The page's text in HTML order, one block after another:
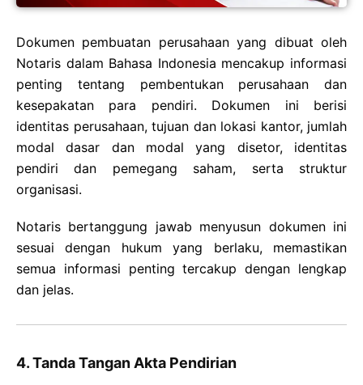
Dokumen pembuatan perusahaan yang dibuat oleh
Notaris dalam Bahasa Indonesia mencakup informasi
penting tentang pembentukan perusahaan dan
kesepakatan para pendiri. Dokumen ini berisi
identitas perusahaan, tujuan dan lokasi kantor, jumlah
modal dasar dan modal yang disetor, identitas
pendiri dan pemegang saham, serta struktur
organisasi.
Notaris bertanggung jawab menyusun dokumen ini
sesuai dengan hukum yang berlaku, memastikan
semua informasi penting tercakup dengan lengkap
dan jelas.
4. Tanda Tangan Akta Pendirian